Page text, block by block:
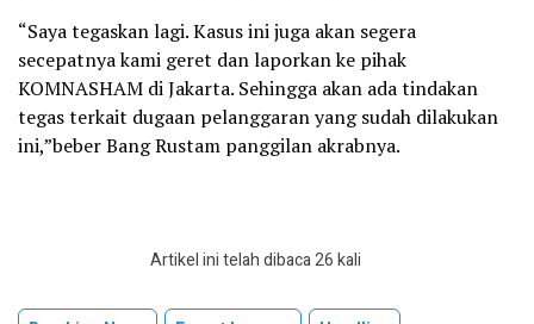
“Saya tegaskan lagi. Kasus ini juga akan segera
secepatnya kami geret dan laporkan ke pihak
KOMNASHAM di Jakarta. Sehingga akan ada tindakan
tegas terkait dugaan pelanggaran yang sudah dilakukan
ini,”beber Bang Rustam panggilan akrabnya.
Artikel ini telah dibaca 26 kali